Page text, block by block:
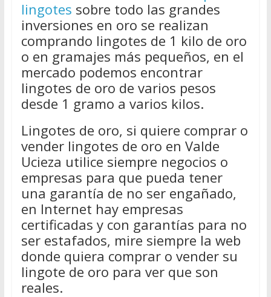
lingotes sobre todo las grandes
inversiones en oro se realizan
comprando lingotes de 1 kilo de oro
o en gramajes más pequeños, en el
mercado podemos encontrar
lingotes de oro de varios pesos
desde 1 gramo a varios kilos.
Lingotes de oro, si quiere comprar o
vender lingotes de oro en Valde
Ucieza utilice siempre negocios o
empresas para que pueda tener
una garantía de no ser engañado,
en Internet hay empresas
certificadas y con garantías para no
ser estafados, mire siempre la web
donde quiera comprar o vender su
lingote de oro para ver que son
reales.